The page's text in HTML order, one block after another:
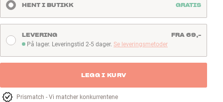
HENT I BUTIKK GRATIS
På lager. Leveringstid 2-5 dager
På lager. Leveringstid 2-5 dager. Se leveringsmetoder
LEVERING FRA 69,-
LEGG I KURV
Prismatch - Vi matcher konkurrentene